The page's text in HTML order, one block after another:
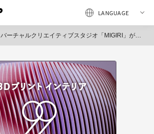
バーチャルクリエイティブスタジオ「MIGIRI」が法人化－VRChatやバーチャルライブ制作で新たな挑戦へ